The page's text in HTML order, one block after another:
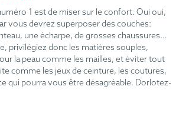
1 est de miser sur le confort. Oui oui,
vous devrez superposer des couches:
une écharpe, de grosses chaussures…
privilégiez donc les matières souples,
la peau comme les mailles, et éviter tout
comme les jeux de ceinture, les coutures,
qui pourra vous être désagréable. Dorlotez-